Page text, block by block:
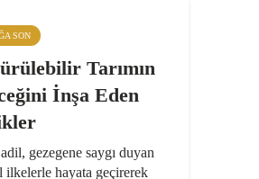
SON
Tarımın
İnşa Eden
gezegene saygı duyan
ilkelerle hayata geçirerek